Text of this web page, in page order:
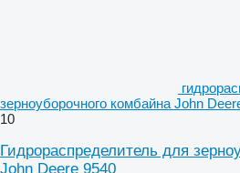
зерноуборочного комбайна John
10
Гидрораспределитель для
John Deere 9540